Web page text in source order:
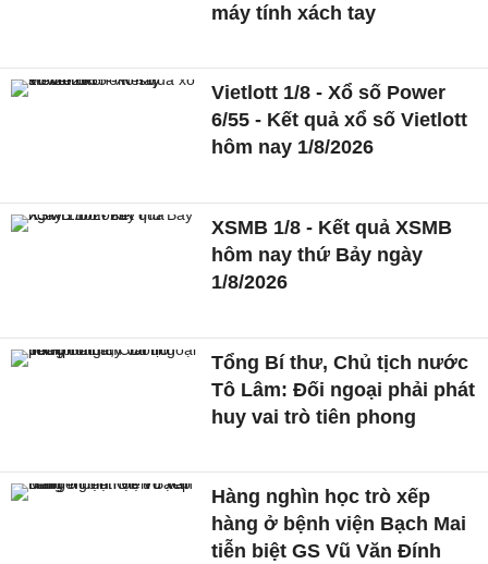
máy tính xách tay
Vietlott 1/8 - Xổ số Power
6/55 - Kết quả xổ số Vietlott
hôm nay 1/8/2026
XSMB 1/8 - Kết quả XSMB
hôm nay thứ Bảy ngày
1/8/2026
Tổng Bí thư, Chủ tịch nước
Tô Lâm: Đối ngoại phải phát
huy vai trò tiên phong
Hàng nghìn học trò xếp
hàng ở bệnh viện Bạch Mai
tiễn biệt GS Vũ Văn Đính